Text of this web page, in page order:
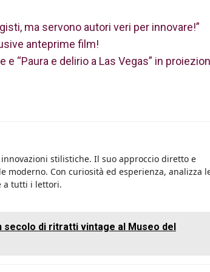
ma servono autori veri per innovare!”
anteprime film!
“Paura e delirio a Las Vegas” in
stilistiche. Il suo approccio diretto e
Con curiosità ed esperienza, analizza
a tutti i lettori.
secolo di ritratti vintage al Museo del